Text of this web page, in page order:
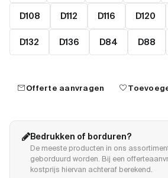
D108 D112 D116 D120
D132 D136 D84 D88
mailOfferte aanvragen favorite
Bedrukken of borduren?
De meeste producten in ons
geborduurd worden. Bij een
kostprijs hiervan achteraf berekend.